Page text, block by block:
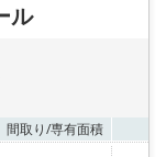
ル
間取り/専有面積